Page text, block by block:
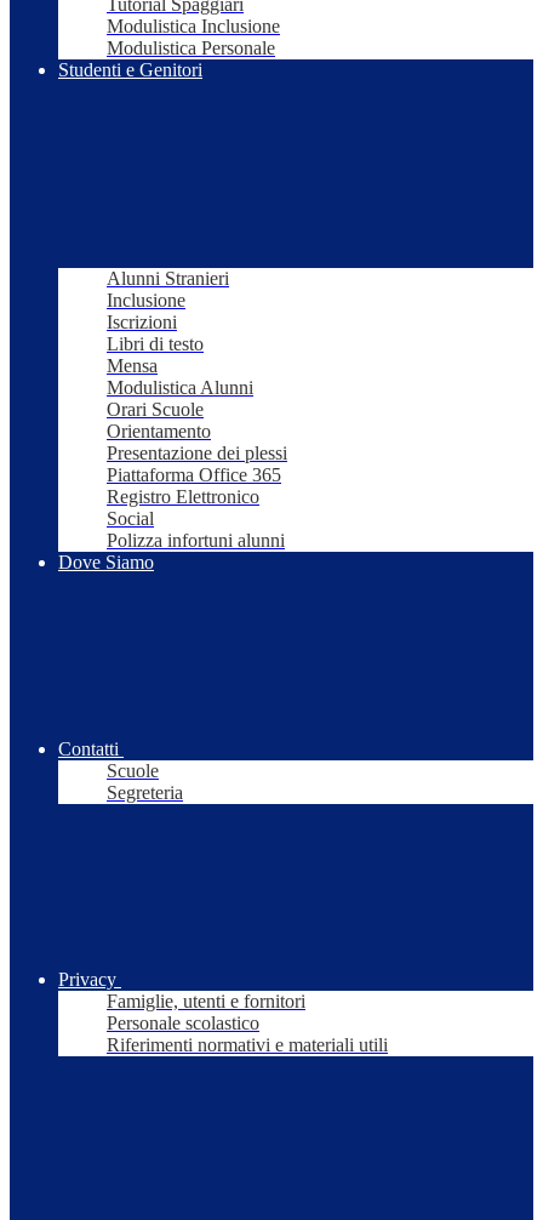
Tutorial Spaggiari
Modulistica Inclusione
Modulistica Personale
Studenti e Genitori
Alunni Stranieri
Inclusione
Iscrizioni
Libri di testo
Mensa
Modulistica Alunni
Orari Scuole
Orientamento
Presentazione dei plessi
Piattaforma Office 365
Registro Elettronico
Social
Polizza infortuni alunni
Dove Siamo
Contatti
Scuole
Segreteria
Privacy
Famiglie, utenti e fornitori
Personale scolastico
Riferimenti normativi e materiali utili